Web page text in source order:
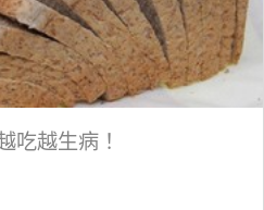
吃越生病！